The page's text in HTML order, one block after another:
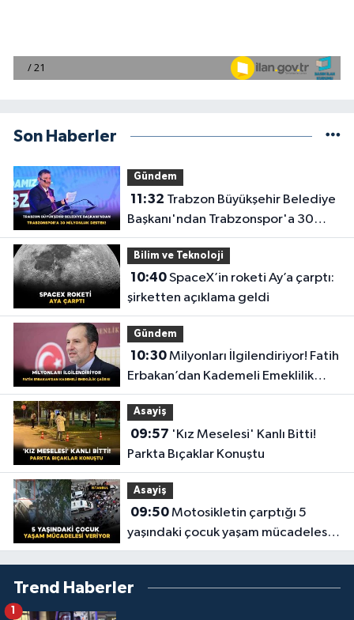
Son Haberler
Gündem
11:32
Başkanı'ndan Trabzonspor'a 30
Milyonluk Destek!
Bilim ve Teknoloji
10:40SpaceX’in roketi Ay’a çarptı:
şirketten açıklama geldi
Gündem
10:30Milyonları İlgilendiriyor! Fatih
Erbakan’dan Kademeli Emeklilik
Çağrısı
Asayiş
09:57
Parkta Bıçaklar Konuştu
Asayiş
09:50Motosikletin çarptığı 5
yaşındaki çocuk yaşam mücadelesi
veriyor
Trend Haberler
1